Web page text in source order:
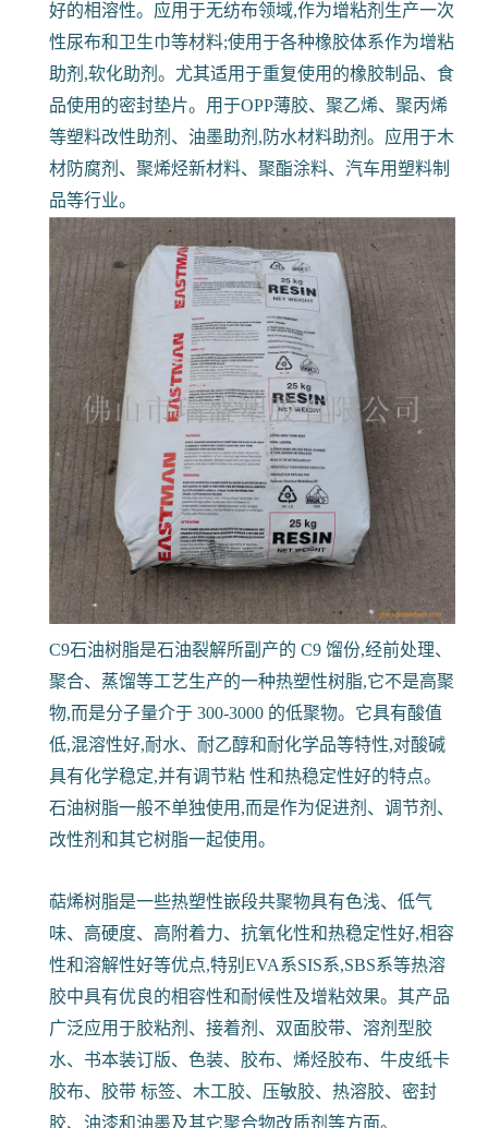
好的相溶性。应用于无纺布领域,作为增粘剂生产一次
性尿布和卫生巾等材料;使用于各种橡胶体系作为增粘
助剂,软化助剂。尤其适用于重复使用的橡胶制品、食
品使用的密封垫片。用于OPP薄胶、聚乙烯、聚丙烯
等塑料改性助剂、油墨助剂,防水材料助剂。应用于木
材防腐剂、聚烯烃新材料、聚酯涂料、汽车用塑料制
品等行业。
C9石油树脂是石油裂解所副产的 C9 馏份,经前处理、
聚合、蒸馏等工艺生产的一种热塑性树脂,它不是高聚
物,而是分子量介于 300-3000 的低聚物。它具有酸值
低,混溶性好,耐水、耐乙醇和耐化学品等特性,对酸碱
具有化学稳定,并有调节粘 性和热稳定性好的特点。
石油树脂一般不单独使用,而是作为促进剂、调节剂、
改性剂和其它树脂一起使用。
萜烯树脂是一些热塑性嵌段共聚物具有色浅、低气
味、高硬度、高附着力、抗氧化性和热稳定性好,相容
性和溶解性好等优点,特别EVA系SIS系,SBS系等热溶
胶中具有优良的相容性和耐候性及增粘效果。其产品
广泛应用于胶粘剂、接着剂、双面胶带、溶剂型胶
水、书本装订版、色装、胶布、烯烃胶布、牛皮纸卡
胶布、胶带 标签、木工胶、压敏胶、热溶胶、密封
胶、油漆和油墨及其它聚合物改质剂等方面。